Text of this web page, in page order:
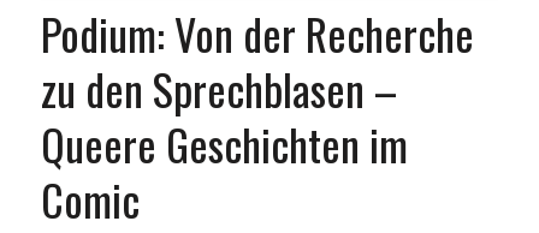
Podium: Von der Recherche
zu den Sprechblasen –
Queere Geschichten im
Comic